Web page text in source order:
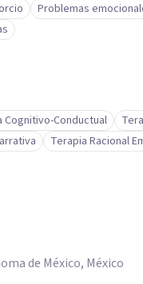
Problemas
Cognitivo-Conductual
Terapia Racional
de México, México